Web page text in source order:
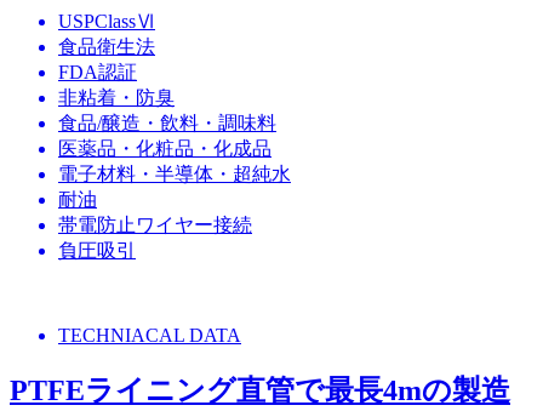
USPClassⅥ
食品衛生法
FDA認証
非粘着・防臭
食品/醸造・飲料・調味料
医薬品・化粧品・化成品
電子材料・半導体・超純水
耐油
帯電防止ワイヤー接続
負圧吸引
TECHNIACAL DATA
PTFEライニング直管で最長4mの製造